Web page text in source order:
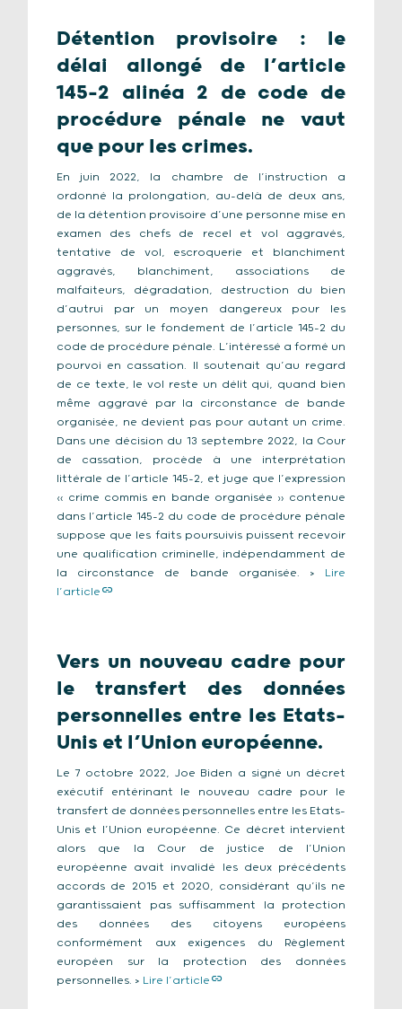
Détention provisoire : le
délai allongé de l’article
145-2 alinéa 2 de code de
procédure pénale ne vaut
que pour les crimes.
En juin 2022, la chambre de l’instruction a
ordonné la prolongation, au-delà de deux ans,
de la détention provisoire d’une personne mise en
examen des chefs de recel et vol aggravés,
tentative de vol, escroquerie et blanchiment
aggravés, blanchiment, associations de
malfaiteurs, dégradation, destruction du bien
d’autrui par un moyen dangereux pour les
personnes, sur le fondement de l’article 145-2 du
code de procédure pénale. L’intéressé a formé un
pourvoi en cassation. Il soutenait qu’au regard
de ce texte, le vol reste un délit qui, quand bien
même aggravé par la circonstance de bande
organisée, ne devient pas pour autant un crime.
Dans une décision du 13 septembre 2022, la Cour
de cassation, procède à une interprétation
littérale de l’article 145-2, et juge que l’expression
« crime commis en bande organisée » contenue
dans l’article 145-2 du code de procédure pénale
suppose que les faits poursuivis puissent recevoir
une qualification criminelle, indépendamment de
la circonstance de bande organisée. > Lire
l’article
Vers un nouveau cadre pour
le transfert des données
personnelles entre les Etats-
Unis et l’Union européenne.
Le 7 octobre 2022, Joe Biden a signé un décret
exécutif entérinant le nouveau cadre pour le
transfert de données personnelles entre les Etats-
Unis et l’Union européenne. Ce décret intervient
alors que la Cour de justice de l’Union
européenne avait invalidé les deux précédents
accords de 2015 et 2020, considérant qu’ils ne
garantissaient pas suffisamment la protection
des données des citoyens européens
conformément aux exigences du Règlement
européen sur la protection des données
personnelles. > Lire l’article